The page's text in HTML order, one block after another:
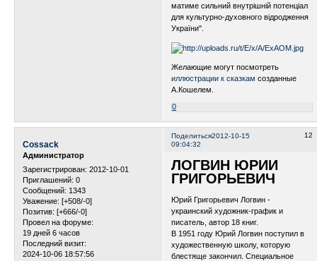
матиме сильний внутрішній потенціал
для культурно-духовного відродження
України".
Желающие могут посмотреть
иллюстрации к сказкам созданные
А.Кошелем.
0
Поделиться 12
2012-10-15
09:04:32
Cossack
Администратор
Зарегистрирован: 2012-10-01
Приглашений: 0
Сообщений: 1343
Уважение: [+508/-0]
Позитив: [+666/-0]
Провел на форуме:
19 дней 6 часов
Последний визит:
2024-10-06 18:57:56
ЛОГВИН ЮРИЙ
ГРИГОРЬЕВИЧ
Юрий Григорьевич Логвин -
украинский художник-график и
писатель, автор 18 книг.
В 1951 году Юрий Логвин поступил в
художественную школу, которую
блестяще закончил. Специальное